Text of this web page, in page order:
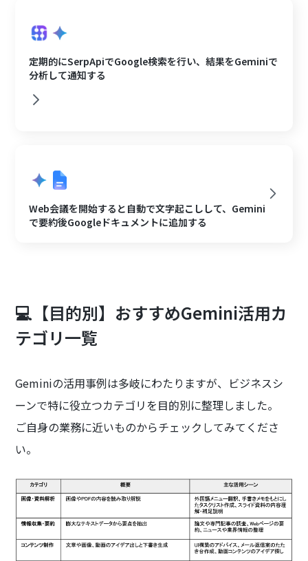
定期的にSerpApiでGoogle検索を行い、結果をGeminiで
分析して通知する
Web会議を開始すると自動で文字起こしして、Gemini
で要約後Googleドキュメントに追加する
💻【目的別】おすすめGemini活用カ
テゴリ一覧
Geminiの活用事例は多岐にわたりますが、ビジネスシ
ーンで特に役立つカテゴリを目的別に整理しました。
ご自身の業務に近いものからチェックしてみてくださ
い。